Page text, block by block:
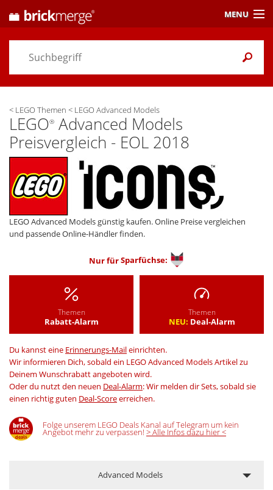
< LEGO Themen < LEGO Advanced Models
LEGO® Advanced Models
Preisvergleich - EOL 2018
LEGO Advanced Models günstig kaufen. Online Preise vergleichen
und passende Online-Händler finden.
Nur fürSparfüchse:
Themen
Rabatt-Alarm
Themen
NEU: Deal-Alarm
Du kannst eine Erinnerungs-Maileinrichten.
Wir informieren Dich, sobald ein LEGO Advanced Models Artikel zu
Deinem Wunschrabatt angeboten wird.
Oder du nutzt den neuen Deal-Alarm: Wir melden dir Sets, sobald sie
einen richtig guten Deal-Scoreerreichen.
Folge unserem LEGO Deals Kanal auf Telegram um kein
Angebot mehr zu verpassen! > Alle Infos dazu hier <
Advanced Models
MENU
Preisvergleich
Themen/ Händler
Alarme& Wunschlisten